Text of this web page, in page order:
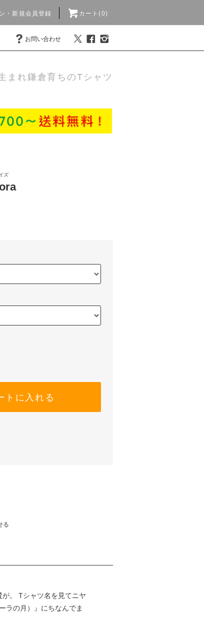
・新規会員登録 カート(0)
お問い合わせ
まれ鎌倉育ちのTシャツ
ズ
トに入れる
る
。 Tシャツ名を見てニヤ
ラの月）』にちなんでま